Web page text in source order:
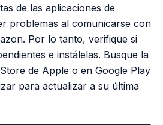
de las aplicaciones de
problemas al comunicarse con
Por lo tanto, verifique si
e instálelas. Busque la
de Apple o en Google Play
para actualizar a su última